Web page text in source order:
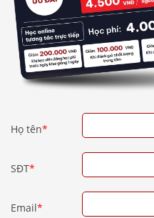
Họ tên*
SĐT*
Email*